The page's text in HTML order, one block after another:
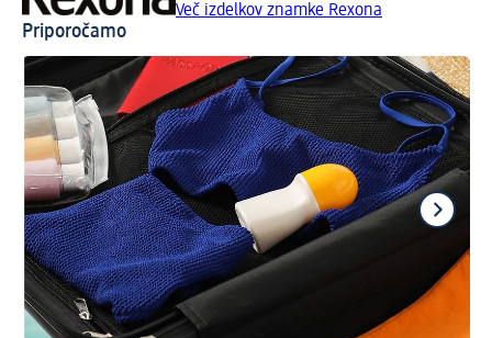
Več izdelkov znamke Rexona
Priporočamo